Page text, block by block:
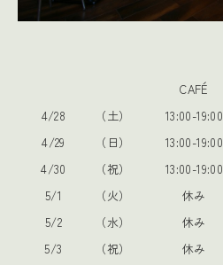
CAFÉ
4/28
（土） 13:00-19:00
4/29
（日） 13:00-19:00
4/30
（祝） 13:00-19:00
5/1
（火） 休み
5/2
（水） 休み
5/3
（祝） 休み